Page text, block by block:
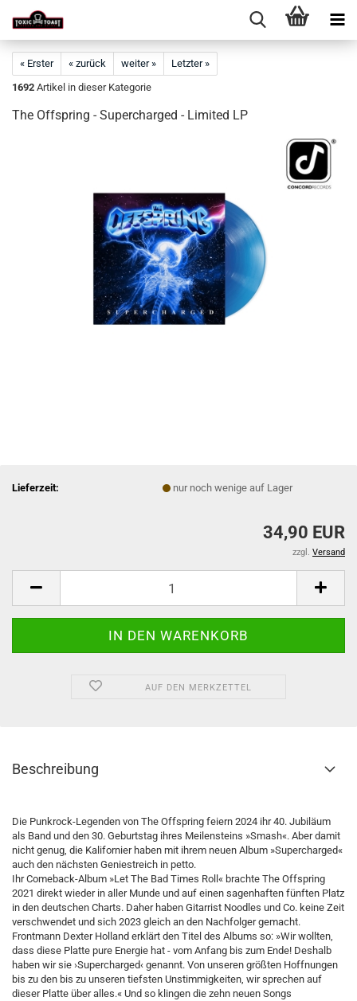
« Erster « zurück weiter »
Letzter »
1692 Artikel in dieser Kategorie
The Offspring - Supercharged - Limited LP
Lieferzeit: nur noch wenige auf Lager
34,90 EUR
zzgl. Versand
AUF DEN MERKZETTEL
Beschreibung
Die Punkrock-Legenden von The Offspring feiern 2024 ihr 40. Jubiläum
als Band und den 30. Geburtstag ihres Meilensteins »Smash«. Aber damit
nicht genug, die Kalifornier haben mit ihrem neuen Album »Supercharged«
auch den nächsten Geniestreich in petto.
Ihr Comeback-Album »Let The Bad Times Roll« brachte The Offspring
2021 direkt wieder in aller Munde und auf einen sagenhaften fünften Platz
in den deutschen Charts. Daher haben Gitarrist Noodles und Co. keine Zeit
verschwendet und sich 2023 gleich an den Nachfolger gemacht.
Frontmann Dexter Holland erklärt den Titel des Albums so: »Wir wollten,
dass diese Platte pure Energie hat - vom Anfang bis zum Ende! Deshalb
haben wir sie ›Supercharged‹ genannt. Von unseren größten Hoffnungen
bis zu den bis zu unseren tiefsten Unstimmigkeiten, wir sprechen auf
dieser Platte über alles.« Und so klingen die zehn neuen Songs